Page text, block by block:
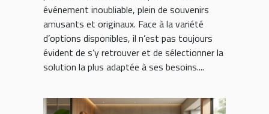
événement inoubliable, plein de souvenirs
amusants et originaux. Face à la variété
d’options disponibles, il n’est pas toujours
évident de s’y retrouver et de sélectionner la
solution la plus adaptée à ses besoins....